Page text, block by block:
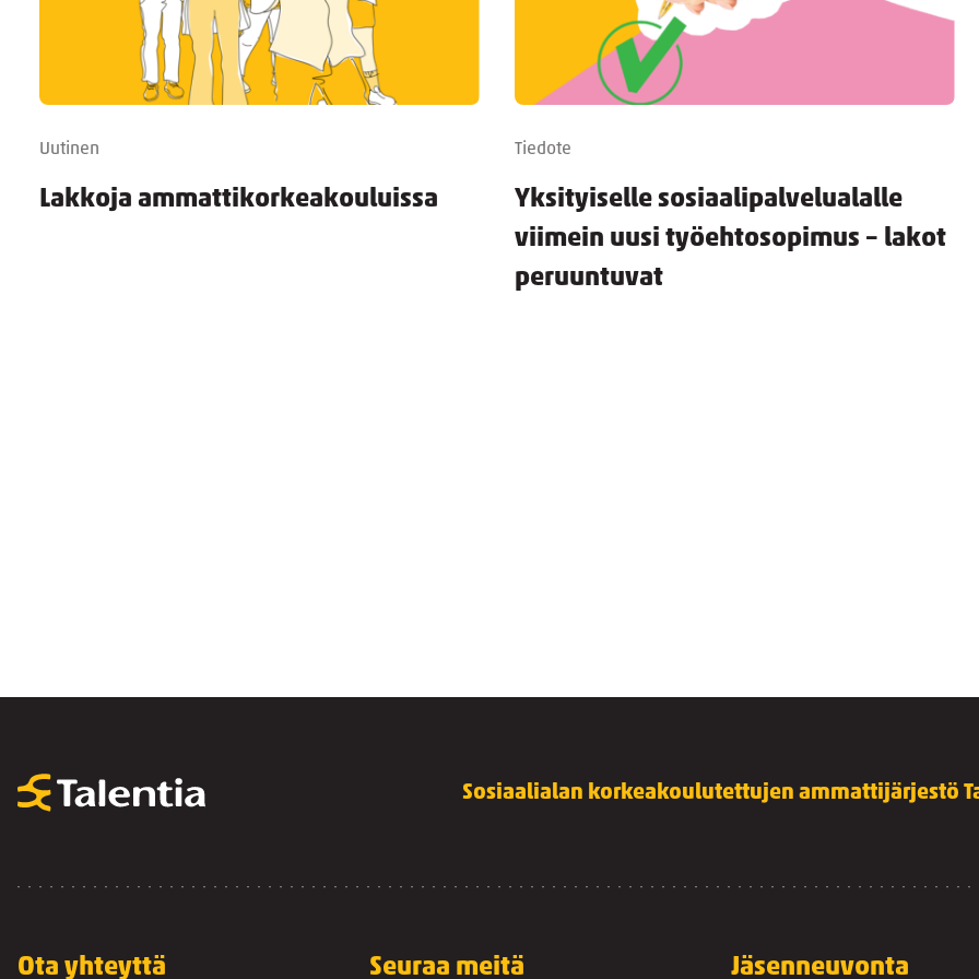
Uutinen
Lakkoja ammattikorkeakouluissa
Tiedote
Yksityiselle sosiaalipalvelualalle
viimein uusi työehtosopimus – lakot
peruuntuvat
Sosiaalialan korkeakoulutettujen ammattijärjestö
Ota yhteyttä Seuraa meitä Jäsenneuvonta